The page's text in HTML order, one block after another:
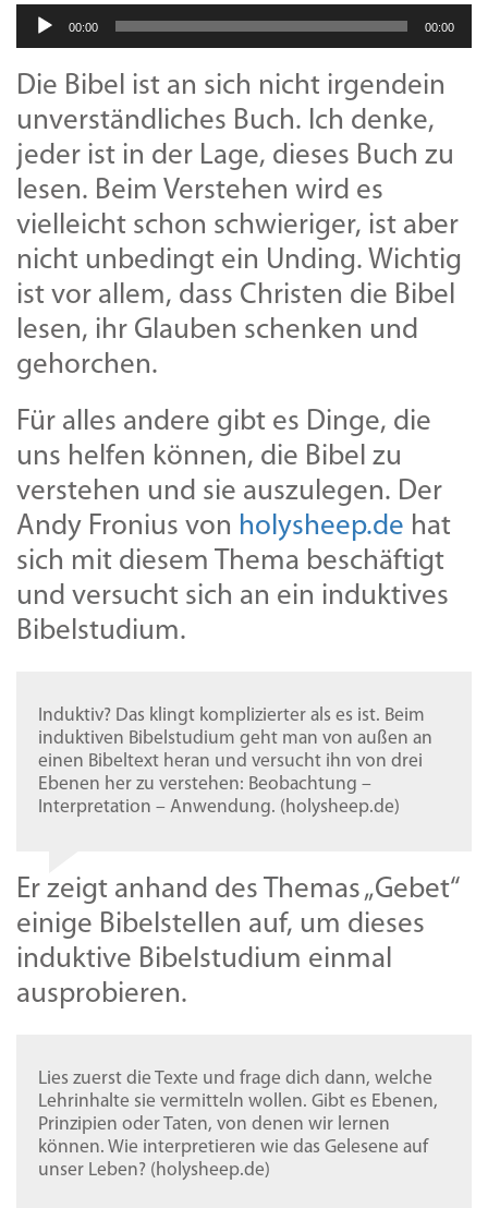
Audio-
Player
00:00 00:00
Die Bibel ist an sich nicht irgendein
unverständliches Buch. Ich denke,
jeder ist in der Lage, dieses Buch zu
lesen. Beim Verstehen wird es
vielleicht schon schwieriger, ist aber
nicht unbedingt ein Unding. Wichtig
ist vor allem, dass Christen die Bibel
lesen, ihr Glauben schenken und
gehorchen.
Für alles andere gibt es Dinge, die
uns helfen können, die Bibel zu
verstehen und sie auszulegen. Der
Andy Fronius von holysheep.de hat
sich mit diesem Thema beschäftigt
und versucht sich an ein induktives
Bibelstudium.
Induktiv? Das klingt komplizierter als es ist. Beim
induktiven Bibelstudium geht man von außen an
einen Bibeltext heran und versucht ihn von drei
Ebenen her zu verstehen: Beobachtung –
Interpretation – Anwendung. (holysheep.de)
Er zeigt anhand des Themas „Gebet“
einige Bibelstellen auf, um dieses
induktive Bibelstudium einmal
ausprobieren.
Lies zuerst die Texte und frage dich dann, welche
Lehrinhalte sie vermitteln wollen. Gibt es Ebenen,
Prinzipien oder Taten, von denen wir lernen
können. Wie interpretieren wie das Gelesene auf
unser Leben? (holysheep.de)